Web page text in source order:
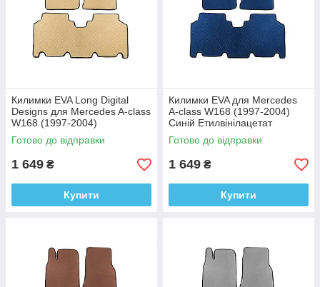
Килимки EVA Long Digital
Designs для Mercedes A-сlass
W168 (1997-2004)
Етилвінілацетат
Готово до відправки
1 649 ₴
Купити
Килимки EVA для Mercedes
A-сlass W168 (1997-2004)
Синій Етилвінілацетат
Готово до відправки
1 649 ₴
Купити